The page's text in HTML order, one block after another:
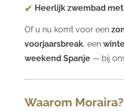
Heerlijk zwembad
Of u nu komt voor een
voorjaarsbreak, een
weekend Spanje — bij
Waarom Moraira?